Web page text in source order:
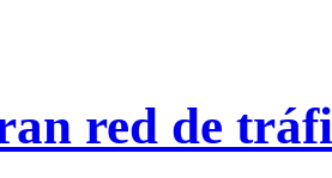
red de